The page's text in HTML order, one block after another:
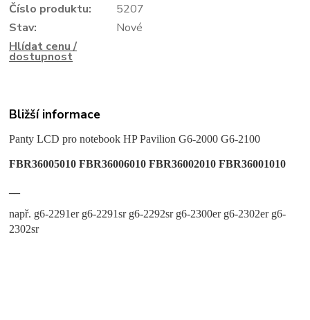
Číslo produktu:
5207
Stav:
Nové
Hlídat cenu /
dostupnost
Bližší informace
Panty LCD pro notebook HP Pavilion G6-2000 G6-2100
FBR36005010 FBR36006010 FBR36002010 FBR36001010
např. g6-2291er g6-2291sr g6-2292sr g6-2300er g6-2302er g6-
2302sr